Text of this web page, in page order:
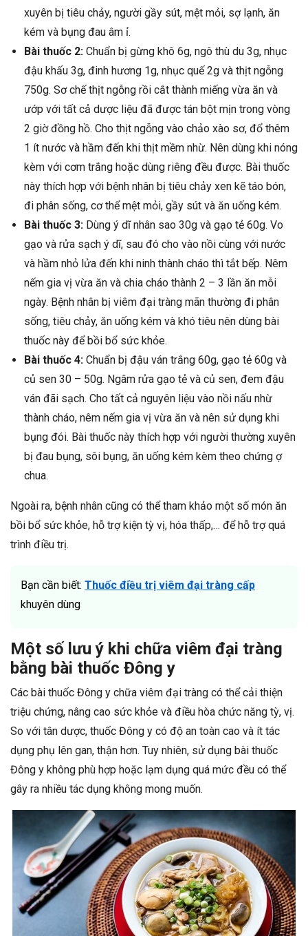
xuyên bị tiêu chảy, người gầy sút, mệt mỏi, sợ lạnh, ăn
kém và bụng đau âm ỉ.
Bài thuốc 2: Chuẩn bị gừng khô 6g, ngô thù du 3g, nhục
đậu khấu 3g, đinh hương 1g, nhục quế 2g và thịt ngỗng
750g. Sơ chế thịt ngỗng rồi cắt thành miếng vừa ăn và
ướp với tất cả dược liệu đã được tán bột mịn trong vòng
2 giờ đồng hồ. Cho thịt ngỗng vào chảo xào sơ, đổ thêm
1 ít nước và hầm đến khi thịt mềm nhừ. Nên dùng khi nóng
kèm với cơm trắng hoặc dùng riêng đều được. Bài thuốc
này thích hợp với bệnh nhân bị tiêu chảy xen kẽ táo bón,
đi phân sống, cơ thể mệt mỏi, gầy sút và ăn uống kém.
Bài thuốc 3: Dùng ý dĩ nhân sao 30g và gạo tẻ 60g. Vo
gạo và rửa sạch ý dĩ, sau đó cho vào nồi cùng với nước
và hầm nhỏ lửa đến khi ninh thành cháo thì tắt bếp. Nêm
nếm gia vị vừa ăn và chia cháo thành 2 – 3 lần ăn mỗi
ngày. Bệnh nhân bị viêm đại tràng mãn thường đi phân
sống, tiêu chảy, ăn uống kém và khó tiêu nên dùng bài
thuốc này để bồi bổ sức khỏe.
Bài thuốc 4: Chuẩn bị đậu ván trắng 60g, gạo tẻ 60g và
củ sen 30 – 50g. Ngâm rửa gạo tẻ và củ sen, đem đậu
ván đãi sạch. Cho tất cả nguyên liệu vào nồi nấu nhừ
thành cháo, nêm nếm gia vị vừa ăn và nên sử dụng khi
bụng đói. Bài thuốc này thích hợp với người thường xuyên
bị đau bụng, sôi bụng, ăn uống kém kèm theo chứng ợ
chua.
Ngoài ra, bệnh nhân cũng có thể tham khảo một số món ăn
bồi bổ sức khỏe, hỗ trợ kiện tỳ vị, hóa thấp,… để hỗ trợ quá
trình điều trị.
Bạn cần biết: T huốc điều trị viêm đại tràng cấp
khuyên dùng
Một số lưu ý khi chữa viêm đại tràng
bằng bài thuốc Đông y
Các bài thuốc Đông y chữa viêm đại tràng có thể cải thiện
triệu chứng, nâng cao sức khỏe và điều hòa chức năng tỳ, vị.
So với tân dược, thuốc Đông y có độ an toàn cao và ít tác
dụng phụ lên gan, thận hơn. Tuy nhiên, sử dụng bài thuốc
Đông y không phù hợp hoặc lạm dụng quá mức đều có thể
gây ra nhiều tác dụng không mong muốn.